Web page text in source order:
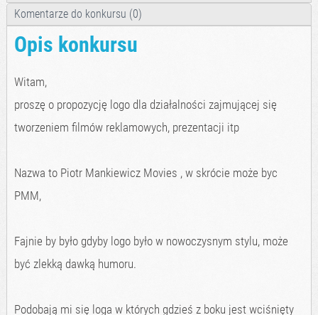
Komentarze do konkursu (0)
Opis konkursu
Witam,
proszę o propozycję logo dla działalności zajmującej się
tworzeniem filmów reklamowych, prezentacji itp
Nazwa to Piotr Mankiewicz Movies , w skrócie może byc
PMM,
Fajnie by było gdyby logo było w nowoczysnym stylu, może
być zlekką dawką humoru.
Podobają mi się loga w których gdzieś z boku jest wciśnięty